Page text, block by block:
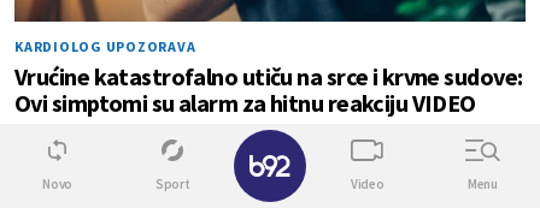
KARDIOLOG UPOZORAVA
Vrućine katastrofalno utiču na srce i krvne sudove:
Ovi simptomi su alarm za hitnu reakciju VIDEO
0
Novo Sport Video Menu
✕